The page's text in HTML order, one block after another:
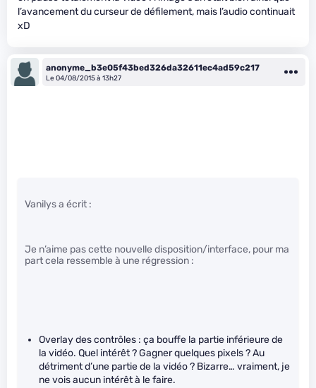
l’avancement du curseur de défilement, mais l’audio continuait
xD
anonyme_b3e05f43bed326da32611ec4ad59c217
Le 04/08/2015 à 13h27
Vanilys a écrit :
Je n’aime pas cette nouvelle disposition/interface, pour ma
part cela ressemble à une régression :
Overlay des contrôles : ça bouffe la partie inférieure de
la vidéo. Quel intérêt ? Gagner quelques pixels ? Au
détriment d’une partie de la vidéo ? Bizarre… vraiment, je
ne vois aucun intérêt à le faire.